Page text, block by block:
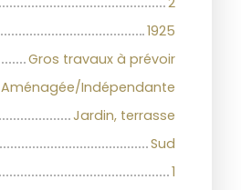
1925
Gros travaux à prévoir
Aménagée/Indépendante
Jardin, terrasse
Sud
1